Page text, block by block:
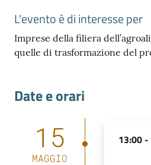
L'evento è di interesse per
Imprese della filiera
quelle di trasformazione del
Date e orari
15
MAGGIO
13:00 -